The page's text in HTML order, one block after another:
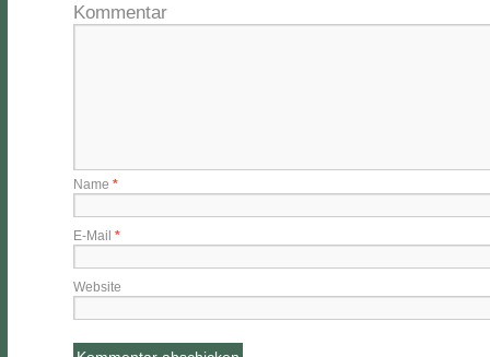
Kommentar
Name *
E-Mail *
Website